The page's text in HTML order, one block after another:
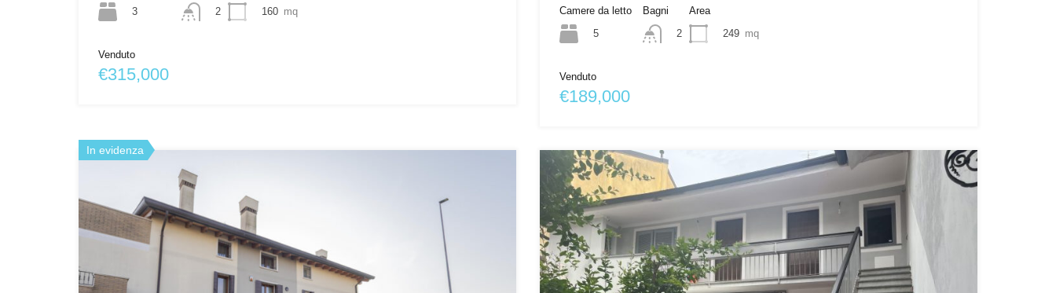
3
2
160 mq
Venduto
€315,000
Camere da letto
5
Bagni
2
Area
249 mq
Venduto
€189,000
In evidenza